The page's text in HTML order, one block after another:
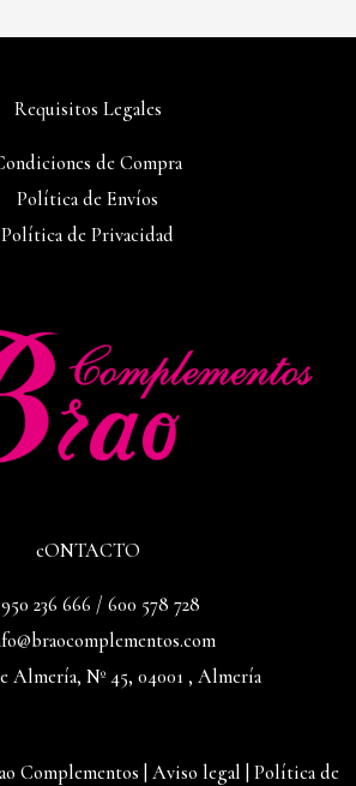
cONTACTO
950 236 666 / 600 578 728
Almería, Nº 45, 04001 , Almería
Requisitos Legales
de Compra
Política de Envíos
Política de Privacidad
Complementos | Aviso legal Política de